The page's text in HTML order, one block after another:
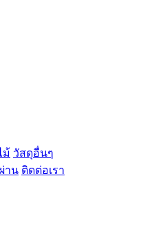
ม้ วัสดุอื่นๆ
าน ติดต่อเรา